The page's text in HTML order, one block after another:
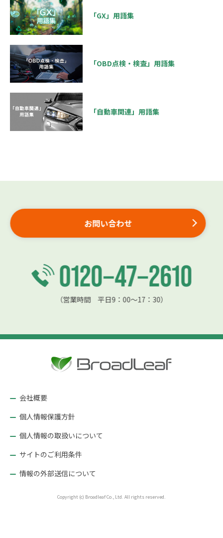
「GX」用語集
「OBD点検・検査」用語集
「自動車関連」用語集
お問い合わせ
（営業時間 平日9：00〜17：30）
会社概要
個人情報保護方針
個人情報の取扱いについて
サイトのご利用条件
情報の外部送信について
Copyright (c) Broadleaf Co., Ltd. All rights reserved.